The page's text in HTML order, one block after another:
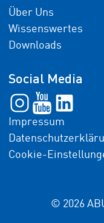
Über Uns
Wissenswertes
Downloads
Social Media
Impressum
Cookie-
© 2026